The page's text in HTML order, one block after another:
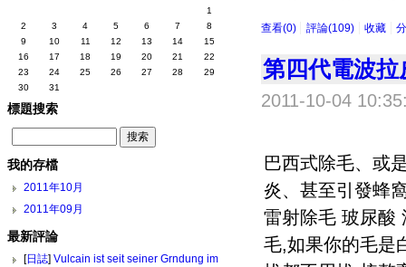
查看(0) 評論(109) 收藏
第四代電波
2011-10-04
巴西式除毛、或
炎、甚至引發蜂
雷射除毛 玻尿酸
毛,如果你的毛是
1
2
3 4 5 6 7
8
9
10 11 12 13 14
15
16
17 18 19 20 21
22
23
24 25 26 27 28
29
30
31
標題搜索
我的存檔
2011年10月
2011年09月
最新評論
[日誌] Vulcain ist seit seiner Grndung im